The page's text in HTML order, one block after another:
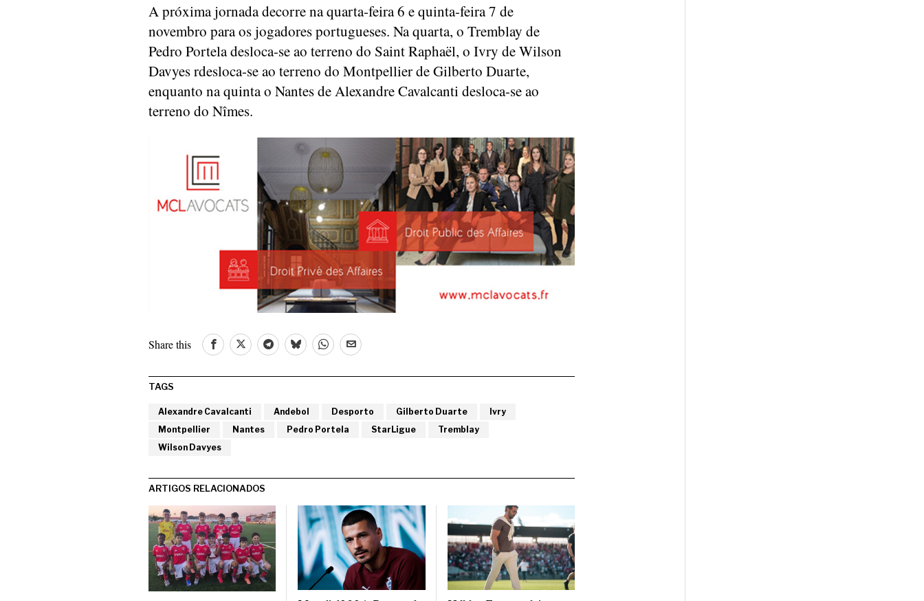
A próxima jornada decorre na quarta-feira 6 e quinta-feira 7 de
novembro para os jogadores portugueses. Na quarta, o Tremblay de
Pedro Portela desloca-se ao terreno do Saint Raphaël, o Ivry de Wilson
Davyes rdesloca-se ao terreno do Montpellier de Gilberto Duarte,
enquanto na quinta o Nantes de Alexandre Cavalcanti desloca-se ao
terreno do Nîmes.
Share this
TAGS
Alexandre Cavalcanti Andebol Desporto Gilberto Duarte
Ivry
Montpellier
Nantes Pedro Portela StarLigue
Tremblay
Wilson Davyes
ARTIGOS RELACIONADOS